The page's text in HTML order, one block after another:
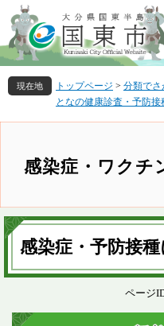
ー
ジ
の
先
頭
す
ニ
ュ
ー
を
飛
し
トップページ > 分類でさ
となの健康診査・予防接
感染症・ワクチ
本
文
感染症・予防接
ページ